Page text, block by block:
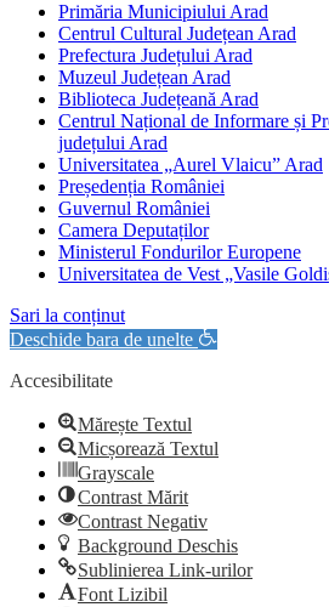
Primăria Municipiului Arad
Centrul Cultural Județean Arad
Prefectura Județului Arad
Muzeul Județean Arad
Biblioteca Județeană Arad
Centrul Național de Informare și
județului Arad
Universitatea „Aurel Vlaicu” Arad
Președenția României
Guvernul României
Camera Deputaților
Ministerul Fondurilor Europene
Universitatea de Vest „Vasile
Sari la conținut
Deschide bara de unelte
Accesibilitate
Mărește Textul
Micșorează Textul
Grayscale
Contrast Mărit
Contrast Negativ
Background Deschis
Sublinierea Link-urilor
Font Lizibil